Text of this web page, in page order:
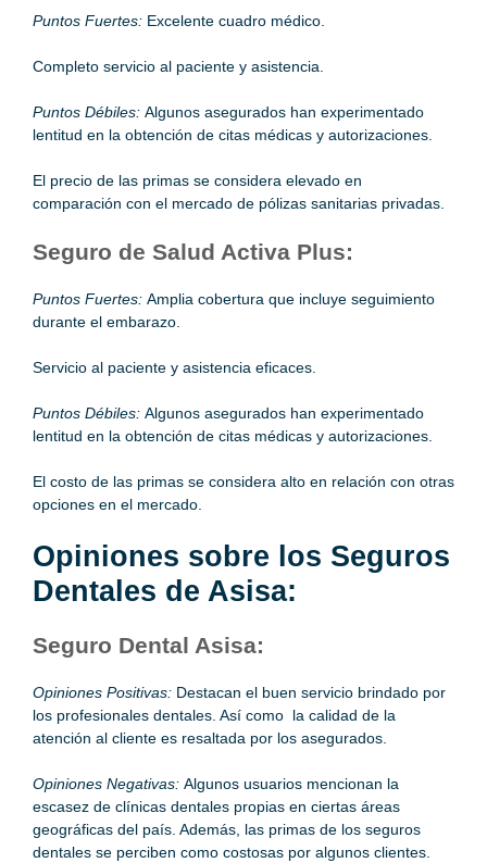
Puntos Fuertes: Excelente cuadro médico.
Completo servicio al paciente y asistencia.
Puntos Débiles: Algunos asegurados han experimentado
lentitud en la obtención de citas médicas y autorizaciones.
El precio de las primas se considera elevado en
comparación con el mercado de pólizas sanitarias privadas.
Seguro de Salud Activa Plus:
Puntos Fuertes: Amplia cobertura que incluye seguimiento
durante el embarazo.
Servicio al paciente y asistencia eficaces.
Puntos Débiles: Algunos asegurados han experimentado
lentitud en la obtención de citas médicas y autorizaciones.
El costo de las primas se considera alto en relación con otras
opciones en el mercado.
Opiniones sobre los Seguros
Dentales de Asisa:
Seguro Dental Asisa:
Opiniones Positivas: Destacan el buen servicio brindado por
los profesionales dentales. Así como la calidad de la
atención al cliente es resaltada por los asegurados.
Opiniones Negativas: Algunos usuarios mencionan la
escasez de clínicas dentales propias en ciertas áreas
geográficas del país. Además, las primas de los seguros
dentales se perciben como costosas por algunos clientes.